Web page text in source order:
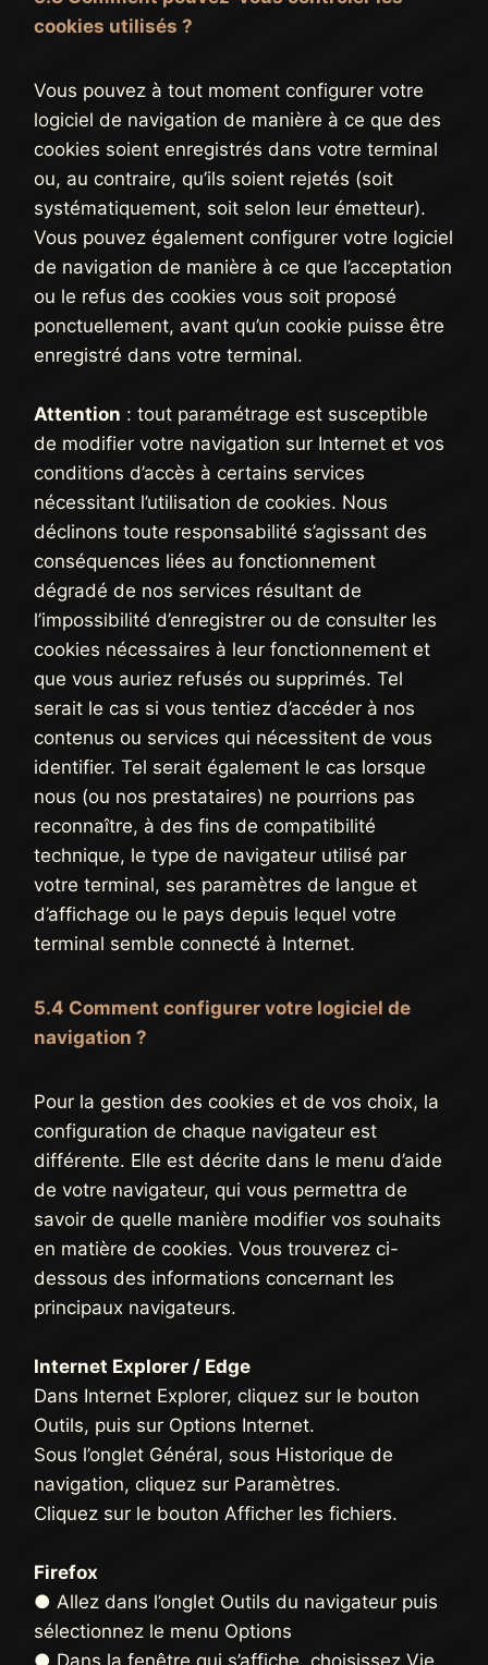
cookies utilisés ?
Vous pouvez à tout moment configurer votre
logiciel de navigation de manière à ce que des
cookies soient enregistrés dans votre terminal
ou, au contraire, qu’ils soient rejetés (soit
systématiquement, soit selon leur émetteur).
Vous pouvez également configurer votre logiciel
de navigation de manière à ce que l’acceptation
ou le refus des cookies vous soit proposé
ponctuellement, avant qu’un cookie puisse être
enregistré dans votre terminal.
Attention : tout paramétrage est susceptible
de modifier votre navigation sur Internet et vos
conditions d’accès à certains services
nécessitant l’utilisation de cookies. Nous
déclinons toute responsabilité s’agissant des
conséquences liées au fonctionnement
dégradé de nos services résultant de
l’impossibilité d’enregistrer ou de consulter les
cookies nécessaires à leur fonctionnement et
que vous auriez refusés ou supprimés. Tel
serait le cas si vous tentiez d’accéder à nos
contenus ou services qui nécessitent de vous
identifier. Tel serait également le cas lorsque
nous (ou nos prestataires) ne pourrions pas
reconnaître, à des fins de compatibilité
technique, le type de navigateur utilisé par
votre terminal, ses paramètres de langue et
d’affichage ou le pays depuis lequel votre
terminal semble connecté à Internet.
5.4 Comment configurer votre logiciel de
navigation ?
Pour la gestion des cookies et de vos choix, la
configuration de chaque navigateur est
différente. Elle est décrite dans le menu d’aide
de votre navigateur, qui vous permettra de
savoir de quelle manière modifier vos souhaits
en matière de cookies. Vous trouverez ci-
dessous des informations concernant les
principaux navigateurs.
Internet Explorer / Edge
Dans Internet Explorer, cliquez sur le bouton
Outils, puis sur Options Internet.
Sous l’onglet Général, sous Historique de
navigation, cliquez sur Paramètres.
Cliquez sur le bouton Afficher les fichiers.
Firefox
● Allez dans l’onglet Outils du navigateur puis
sélectionnez le menu Options
● Dans la fenêtre qui s’affiche, choisissez Vie